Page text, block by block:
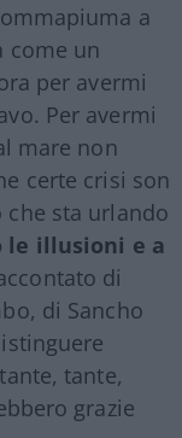
a
come un
per avermi
Per avermi
mare non
certe crisi son
sta urlando
le illusioni e a
di
di Sancho
tante,
grazie